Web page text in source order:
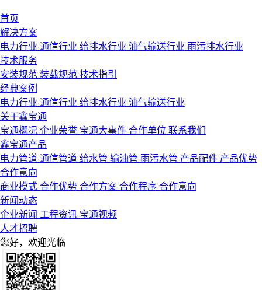
首页
解决方案
电力行业 通信行业 给排水行业 油气输送行业 雨污排水行业
技术服务
安装规范 装载规范 技术指引
经典案例
电力行业 通信行业 给排水行业 油气输送行业
关于鑫宝通
宝通概况 企业荣誉 宝通大事件 合作单位 联系我们
鑫宝通产品
电力管道 通信管道 给水管 输油管 雨污水管 产品配件 产品优势
合作意向
商业模式 合作优势 合作方案 合作程序 合作意向
新闻动态
企业新闻 工程资讯 宝通视频
人才招聘
您好，欢迎光临